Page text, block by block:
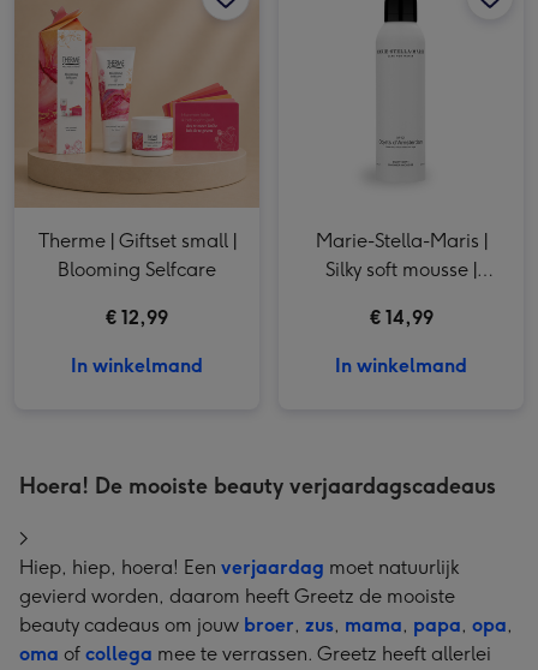
Therme | Giftset small |
Blooming Selfcare
€ 12,99
In winkelmand
Marie-Stella-Maris |
Silky soft mousse |
200ml
€ 14,99
In winkelmand
Hoera! De mooiste beauty verjaardagscadeaus
>
Hiep, hiep, hoera! Een verjaardag moet natuurlijk
gevierd worden, daarom heeft Greetz de mooiste
beauty cadeaus om jouw broer, zus, mama, papa, opa,
oma of collega mee te verrassen. Greetz heeft allerlei